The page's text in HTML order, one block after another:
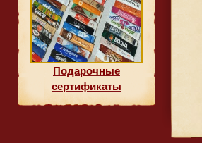
Подарочные
сертификаты